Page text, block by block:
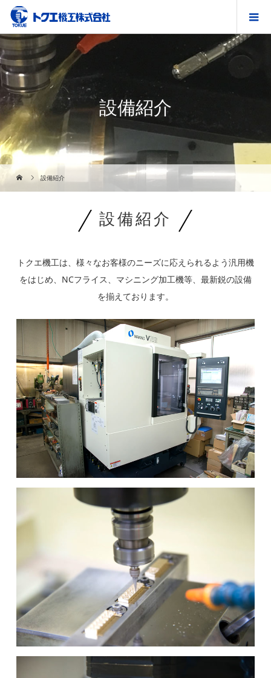
設備紹介
設備紹介
設備紹介
トクエ機工は、様々なお客様のニーズに応えられるよう汎用機
をはじめ、NCフライス、マシニング加工機等、最新鋭の設備
を揃えております。